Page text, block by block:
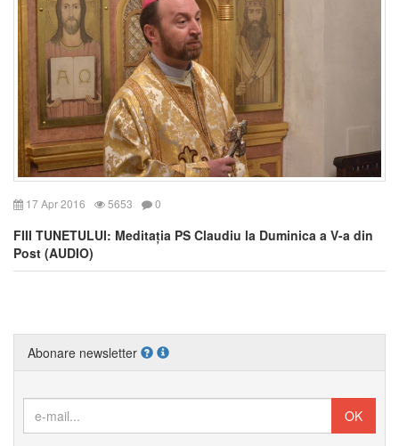
17 Apr 2016 5653 0
FIII TUNETULUI: Meditația PS Claudiu la Duminica a V-a din
Post (AUDIO)
Abonare newsletter